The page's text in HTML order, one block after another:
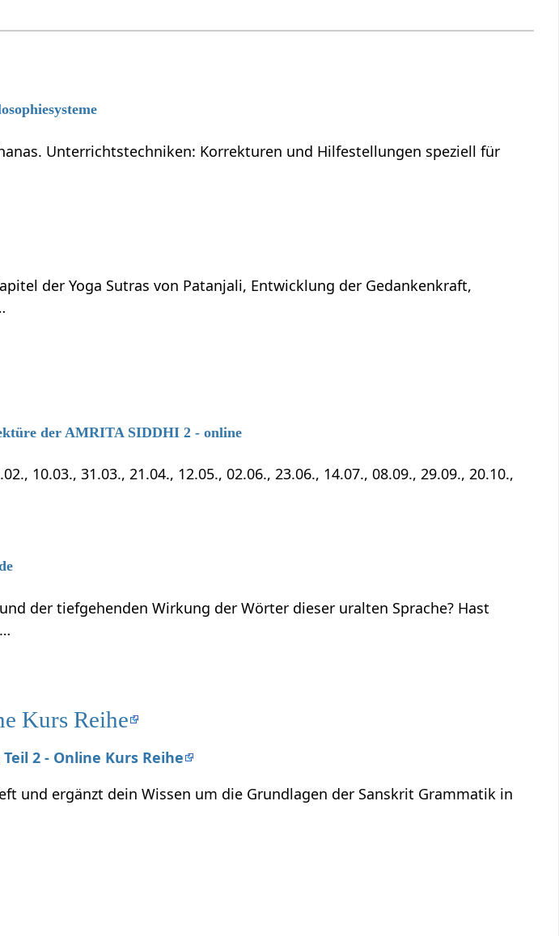
Unterrichtstechniken: Korrekturen und Hilfestellungen speziell für
der Yoga Sutras von Patanjali, Entwicklung der Gedankenkraft,
der AMRITA SIDDHI 2 - online
10.03., 31.03., 21.04., 12.05., 02.06., 23.06., 14.07., 08.09., 29.09., 20.10.,
der tiefgehenden Wirkung der Wörter dieser uralten Sprache? Hast
Kurs Reihe
2 - Online Kurs Reihe
und ergänzt dein Wissen um die Grundlagen der Sanskrit Grammatik in